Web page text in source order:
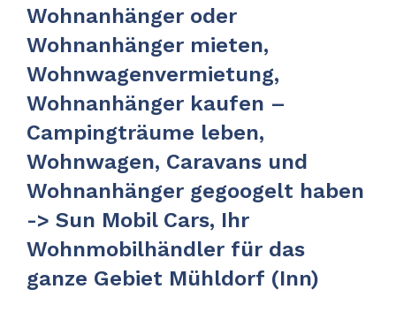
Wohnanhänger oder
Wohnanhänger mieten,
Wohnwagenvermietung,
Wohnanhänger kaufen –
Campingträume leben,
Wohnwagen, Caravans und
Wohnanhänger gegoogelt haben
-> Sun Mobil Cars, Ihr
Wohnmobilhändler für das
ganze Gebiet Mühldorf (Inn)